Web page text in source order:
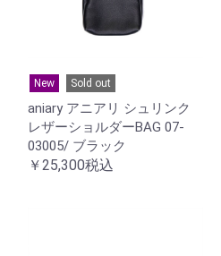
New Sold out
aniary アニアリ シュリンク
レザーショルダーBAG 07-
03005/ ブラック
￥25,300税込